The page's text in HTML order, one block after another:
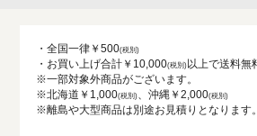
・全国一律￥500
・お買い上げ合計￥10,000
以上で送料無
※一部対象外商品がございます。
※北海道￥1,000
、沖縄￥2,000
※離島や大型商品は別途お見積りとなります。